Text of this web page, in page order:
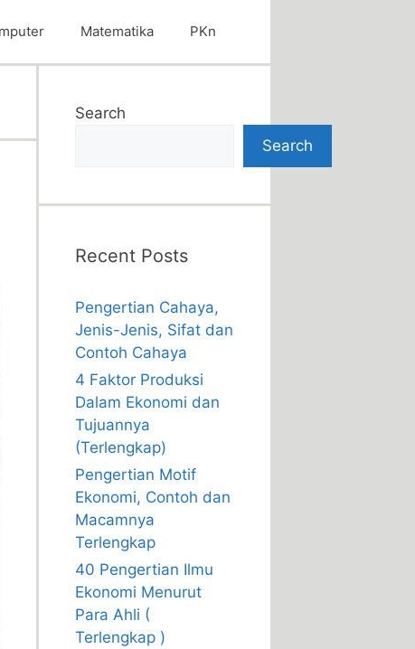
Matematika PKn
Search
Search
Recent Posts
Pengertian Cahaya,
Jenis-Jenis, Sifat dan
Contoh Cahaya
4 Faktor Produksi
Dalam Ekonomi dan
Tujuannya
(Terlengkap)
Pengertian Motif
Ekonomi, Contoh dan
Macamnya
Terlengkap
40 Pengertian Ilmu
Ekonomi Menurut
Para Ahli (
Terlengkap )